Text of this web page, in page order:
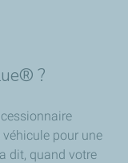
?
pour une
dit, quand votre